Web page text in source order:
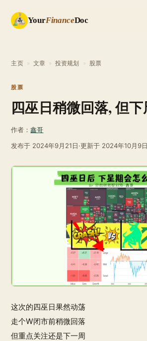
YourFinanceDoc
主页 » 文章 » 投资规划 » 股票
股票
四巫日稍微回落, 但
作者：鑫哥
发布于 2024年9月21日·更新于 2024年10月9日
这次的四巫日果然动荡
走个W闭市前稍微回落
但重点关注还是下一周